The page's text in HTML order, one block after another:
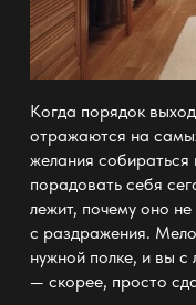
Когда порядок
отражаются на
желания
порадовать себя
лежит, почему оно
с раздражения.
нужной полке, и вы с
— скорее, просто